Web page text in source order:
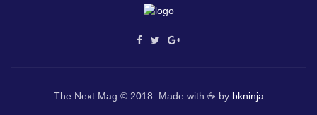
The Next Mag © 2018. Made with ☕ by bkninja